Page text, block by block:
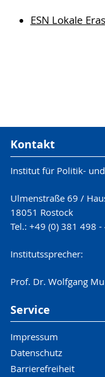
ESN Lokale
Kontakt
Institut für Politik-
Ulmenstraße 69 /
18051 Rostock
Tel.: +49 (0) 381 498
Institutssprecher:
Prof. Dr. Wolfgang
Service
Impressum
Datenschutz
Barrierefreiheit